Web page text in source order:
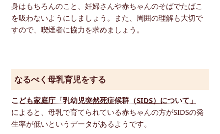
身はもちろんのこと、妊婦さんや赤ちゃんのそばでたばこ
を吸わないようにしましょう。また、周囲の理解も大切で
すので、喫煙者に協力を求めましょう。
なるべく母乳育児をする
こども家庭庁「乳幼児突然死症候群（SIDS）について」
によると、母乳で育てられている赤ちゃんの方がSIDSの発
生率が低いというデータがあるようです。